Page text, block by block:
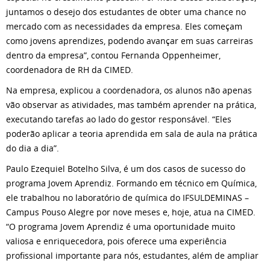
juntamos o desejo dos estudantes de obter uma chance no
mercado com as necessidades da empresa. Eles começam
como jovens aprendizes, podendo avançar em suas carreiras
dentro da empresa”, contou Fernanda Oppenheimer,
coordenadora de RH da CIMED.
Na empresa, explicou a coordenadora, os alunos não apenas
vão observar as atividades, mas também aprender na prática,
executando tarefas ao lado do gestor responsável. “Eles
poderão aplicar a teoria aprendida em sala de aula na prática
do dia a dia”.
Paulo Ezequiel Botelho Silva, é um dos casos de sucesso do
programa Jovem Aprendiz. Formando em técnico em Química,
ele trabalhou no laboratório de química do IFSULDEMINAS –
Campus Pouso Alegre por nove meses e, hoje, atua na CIMED.
“O programa Jovem Aprendiz é uma oportunidade muito
valiosa e enriquecedora, pois oferece uma experiência
profissional importante para nós, estudantes, além de ampliar